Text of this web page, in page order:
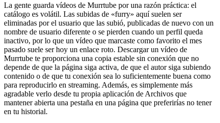
La gente guarda vídeos de Murrtube por una razón práctica: el
catálogo es volátil. Las subidas de «furry» aquí suelen ser
eliminadas por el usuario que las subió, publicadas de nuevo con un
nombre de usuario diferente o se pierden cuando un perfil queda
inactivo, por lo que un vídeo que marcaste como favorito el mes
pasado suele ser hoy un enlace roto. Descargar un vídeo de
Murrtube te proporciona una copia estable sin conexión que no
depende de que la página siga activa, de que el autor siga subiendo
contenido o de que tu conexión sea lo suficientemente buena como
para reproducirlo en streaming. Además, es simplemente más
agradable verlo desde tu propia aplicación de Archivos que
mantener abierta una pestaña en una página que preferirías no tener
en tu historial.